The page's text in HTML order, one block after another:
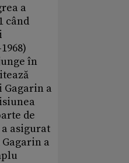
a
când
în
a
de
asigurat
a